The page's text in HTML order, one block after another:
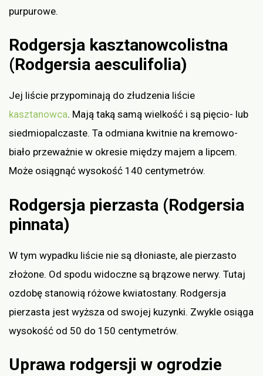
purpurowe.
Rodgersja kasztanowcolistna
(Rodgersia aesculifolia)
Jej liście przypominają do złudzenia liście
kasztanowca. Mają taką samą wielkość i są pięcio- lub
siedmiopalczaste. Ta odmiana kwitnie na kremowo-
biało przeważnie w okresie między majem a lipcem.
Może osiągnąć wysokość 140 centymetrów.
Rodgersja pierzasta (Rodgersia
pinnata)
W tym wypadku liście nie są dłoniaste, ale pierzasto
złożone. Od spodu widoczne są brązowe nerwy. Tutaj
ozdobę stanowią różowe kwiatostany. Rodgersja
pierzasta jest wyższa od swojej kuzynki. Zwykle osiąga
wysokość od 50 do 150 centymetrów.
Uprawa rodgersji w ogrodzie